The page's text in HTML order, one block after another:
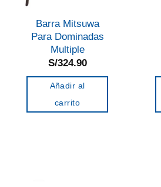
Barra Mitsuwa
Para Dominadas
Multiple
S/324.90
Añadir al
carrito